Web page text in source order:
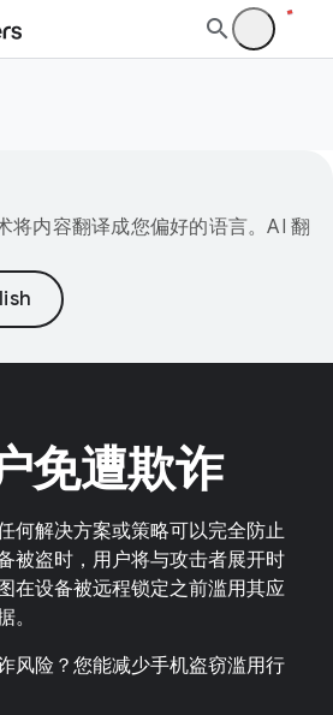
将内容翻译成您偏好的语言。AI 翻
免遭欺诈
何解决方案或策略可以完全防止
被盗时，用户将与攻击者展开时
在设备被远程锁定之前滥用其应
。
风险？您能减少手机盗窃滥用行